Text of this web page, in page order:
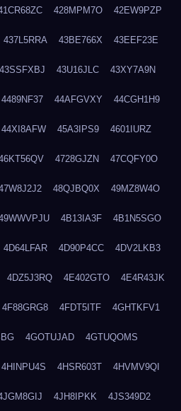
428MPM7O 42EW9PZP
437L5RRA 43BE766X 43EEF23E
43SSFXBJ 43U16JLC 43XY7A9N
4489NF37 44AFGVXY 44CGH1H9
44XI8AFW 45A3IPS9 4601IURZ
4728GJZN 47CQFY0O
48QJBQ0X 49MZ8W4O
4B13IA3F 4B1N5SGO
4D64LFAR 4D90P4CC 4DV2LKB3
4DZ5J3RQ 4E402GTO 4E4R43JK
4F88GRG8 4FDT5ITF 4GHTKFV1
4GOTUJAD 4GTUQOMS
4HINPU4S 4HSR603T 4HVMV9QI
4JH8IPKK 4JS349D2